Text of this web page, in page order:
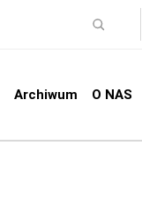
Archiwum O NAS